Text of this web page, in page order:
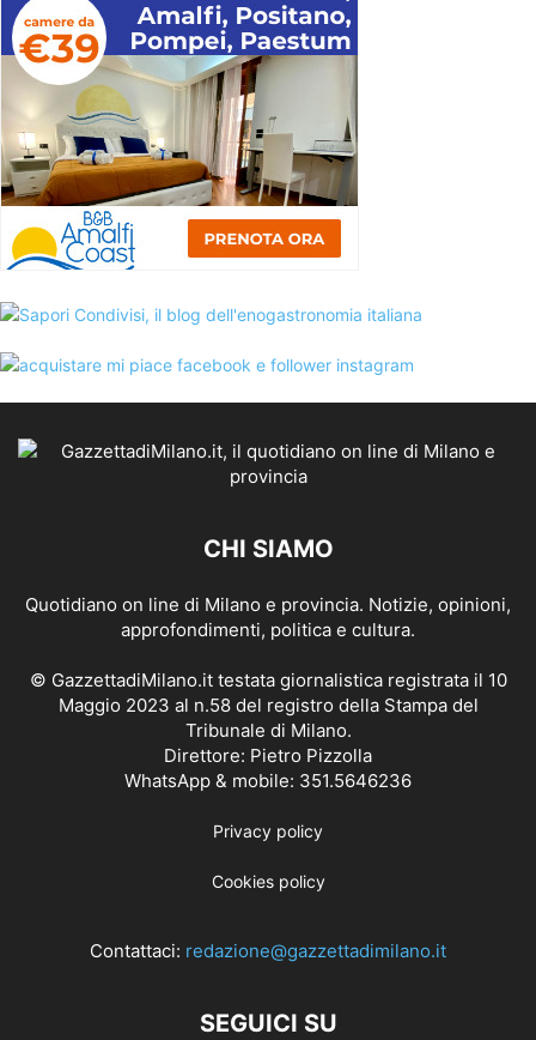
CHI SIAMO
Quotidiano on line di Milano e provincia. Notizie, opinioni,
approfondimenti, politica e cultura.
© GazzettadiMilano.it testata giornalistica registrata il 10
Maggio 2023 al n.58 del registro della Stampa del
Tribunale di Milano.
Direttore: Pietro Pizzolla
WhatsApp & mobile: 351.5646236
Privacy policy
Cookies policy
Contattaci: redazione@gazzettadimilano.it
SEGUICI SU